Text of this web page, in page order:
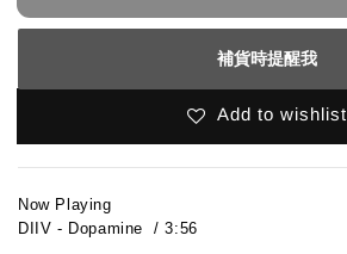
補貨時提醒我
Add to wishlist
Now Playing
DIIV - Dopamine  / 3:56